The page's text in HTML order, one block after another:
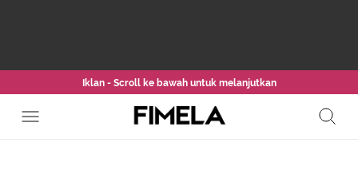
Iklan - Scroll ke bawah untuk melanjutkan